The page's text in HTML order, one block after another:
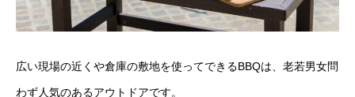
広い現場の近くや倉庫の敷地を使ってできるBBQは、老若男女問
わず人気のあるアウトドアです。